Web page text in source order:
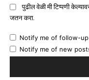
पुढील वेळी मी टिप्पणी
जतन करा.
Notify me of follow-
Notify me of new